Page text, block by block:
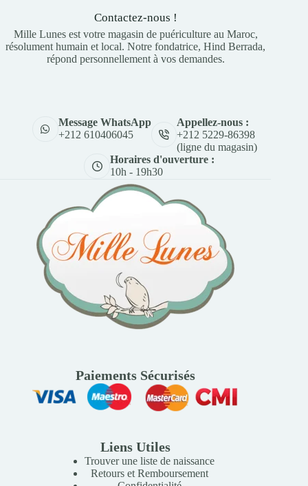
Contactez-nous !
Mille Lunes est votre magasin de puériculture au Maroc,
résolument humain et local. Notre fondatrice, Hind Berrada,
répond personnellement à vos demandes.
Message WhatsApp
+212 610406045
Appellez-nous :
+212 5229-86398
(ligne du magasin)
Horaires d'ouverture :
10h - 19h30
Paiements Sécurisés
Liens Utiles
Trouver une liste de naissance
Retours et Remboursement